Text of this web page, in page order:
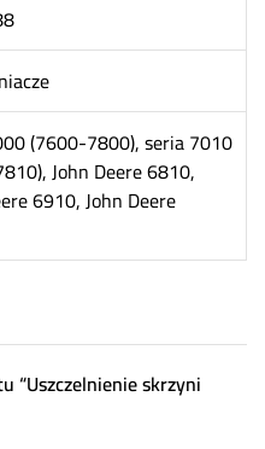
(7600-7800), seria 7010
John Deere 6810,
6910, John Deere
“Uszczelnienie skrzyni